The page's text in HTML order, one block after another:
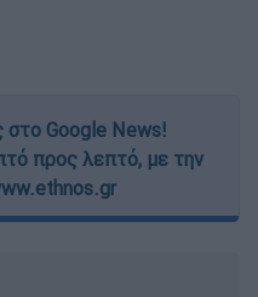
Google News!
προς λεπτό, με την